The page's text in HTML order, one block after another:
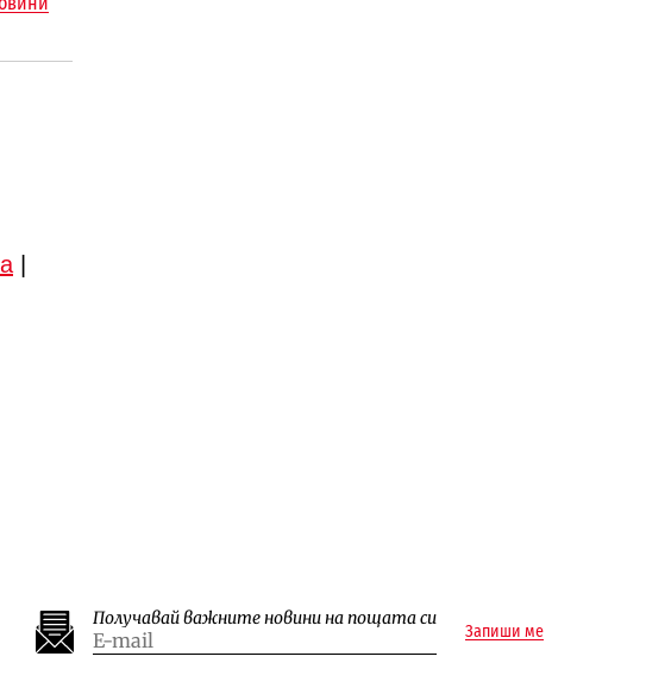
|
Получавай важните новини на пощата си
Запиши ме